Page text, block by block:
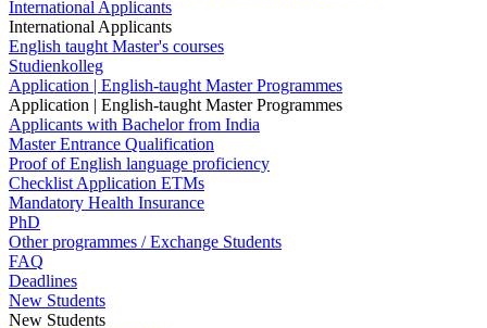
International Applicants
International Applicants
English taught Master's courses
Studienkolleg
Application | English-taught Master Programmes
Application | English-taught Master Programmes
Applicants with Bachelor from India
Master Entrance Qualification
Proof of English language proficiency
Checklist Application ETMs
Mandatory Health Insurance
PhD
Other programmes / Exchange Students
FAQ
Deadlines
New Students
New Students